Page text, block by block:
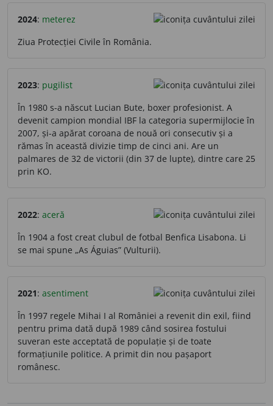
2024: meterez
Ziua Protecției Civile în România.
2023: pugilist
În 1980 s-a născut Lucian Bute, boxer profesionist. A
devenit campion mondial IBF la categoria supermijlocie în
2007, și-a apărat coroana de nouă ori consecutiv și a
rămas în această divizie timp de cinci ani. Are un
palmares de 32 de victorii (din 37 de lupte), dintre care 25
prin KO.
2022: aceră
În 1904 a fost creat clubul de fotbal Benfica Lisabona. Li
se mai spune „As Águias” (Vulturii).
2021: asentiment
În 1997 regele Mihai I al României a revenit din exil, fiind
pentru prima dată după 1989 când sosirea fostului
suveran este acceptată de populație și de toate
formațiunile politice. A primit din nou pașaport
românesc.